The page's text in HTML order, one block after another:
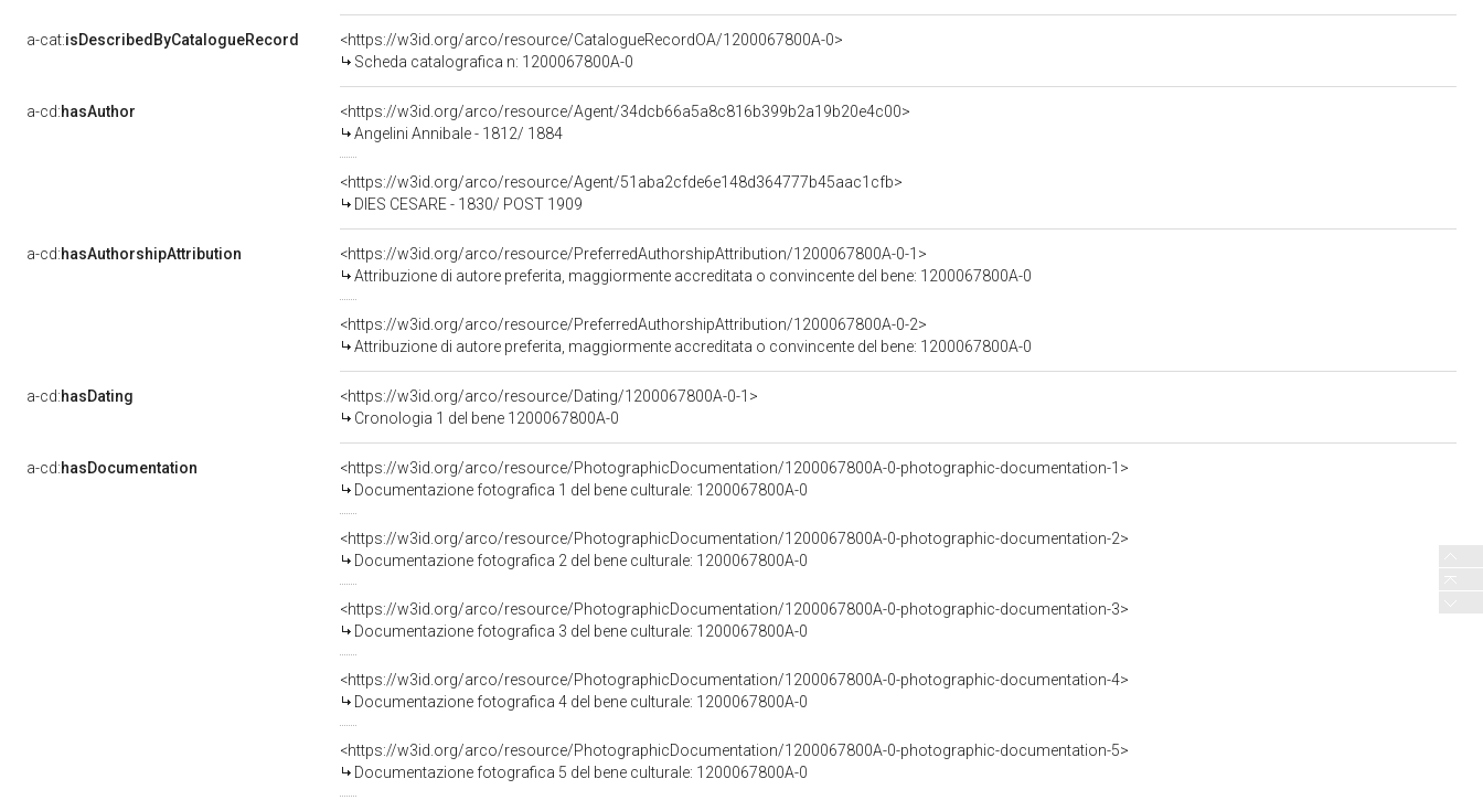
a-cat:isDescribedByCatalogueRecord
<https://w3id.org/arco/resource/CatalogueRecordOA/1200067800A-0>
Scheda catalografica n: 1200067800A-0
a-cd:hasAuthor
<https://w3id.org/arco/resource/Agent/34dcb66a5a8c816b399b2a19b20e4c00>
Angelini Annibale - 1812/ 1884
<https://w3id.org/arco/resource/Agent/51aba2cfde6e148d364777b45aac1cfb>
DIES CESARE - 1830/ POST 1909
a-cd:hasAuthorshipAttribution
<https://w3id.org/arco/resource/PreferredAuthorshipAttribution/1200067800A-0-1>
Attribuzione di autore preferita, maggiormente accreditata o convincente del bene: 1200067800A-0
<https://w3id.org/arco/resource/PreferredAuthorshipAttribution/1200067800A-0-2>
Attribuzione di autore preferita, maggiormente accreditata o convincente del bene: 1200067800A-0
a-cd:hasDating
<https://w3id.org/arco/resource/Dating/1200067800A-0-1>
Cronologia 1 del bene 1200067800A-0
a-cd:hasDocumentation
<https://w3id.org/arco/resource/PhotographicDocumentation/1200067800A-0-photographic-documentation-1>
Documentazione fotografica 1 del bene culturale: 1200067800A-0
<https://w3id.org/arco/resource/PhotographicDocumentation/1200067800A-0-photographic-documentation-2>
Documentazione fotografica 2 del bene culturale: 1200067800A-0
<https://w3id.org/arco/resource/PhotographicDocumentation/1200067800A-0-photographic-documentation-3>
Documentazione fotografica 3 del bene culturale: 1200067800A-0
<https://w3id.org/arco/resource/PhotographicDocumentation/1200067800A-0-photographic-documentation-4>
Documentazione fotografica 4 del bene culturale: 1200067800A-0
<https://w3id.org/arco/resource/PhotographicDocumentation/1200067800A-0-photographic-documentation-5>
Documentazione fotografica 5 del bene culturale: 1200067800A-0